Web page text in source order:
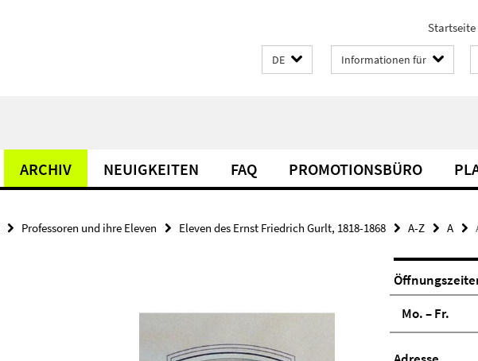
Startseite
DE Informationen für
ARCHIV NEUIGKEITEN FAQ PROMOTIONSBÜRO
Professoren und ihre Eleven Eleven des Ernst Friedrich Gurlt, 1818-1868 A-Z A
Mo. – Fr.